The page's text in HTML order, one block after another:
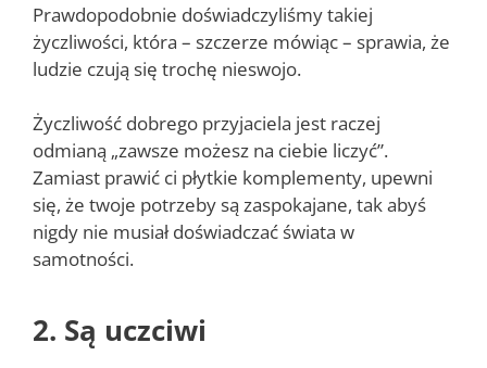
Prawdopodobnie doświadczyliśmy takiej
życzliwości, która – szczerze mówiąc – sprawia, że
ludzie czują się trochę nieswojo.
Życzliwość dobrego przyjaciela jest raczej
odmianą „zawsze możesz na ciebie liczyć”.
Zamiast prawić ci płytkie komplementy, upewni
się, że twoje potrzeby są zaspokajane, tak abyś
nigdy nie musiał doświadczać świata w
samotności.
2. Są uczciwi